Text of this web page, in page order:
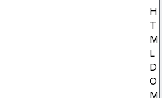
H
T
M
L
D
O
M